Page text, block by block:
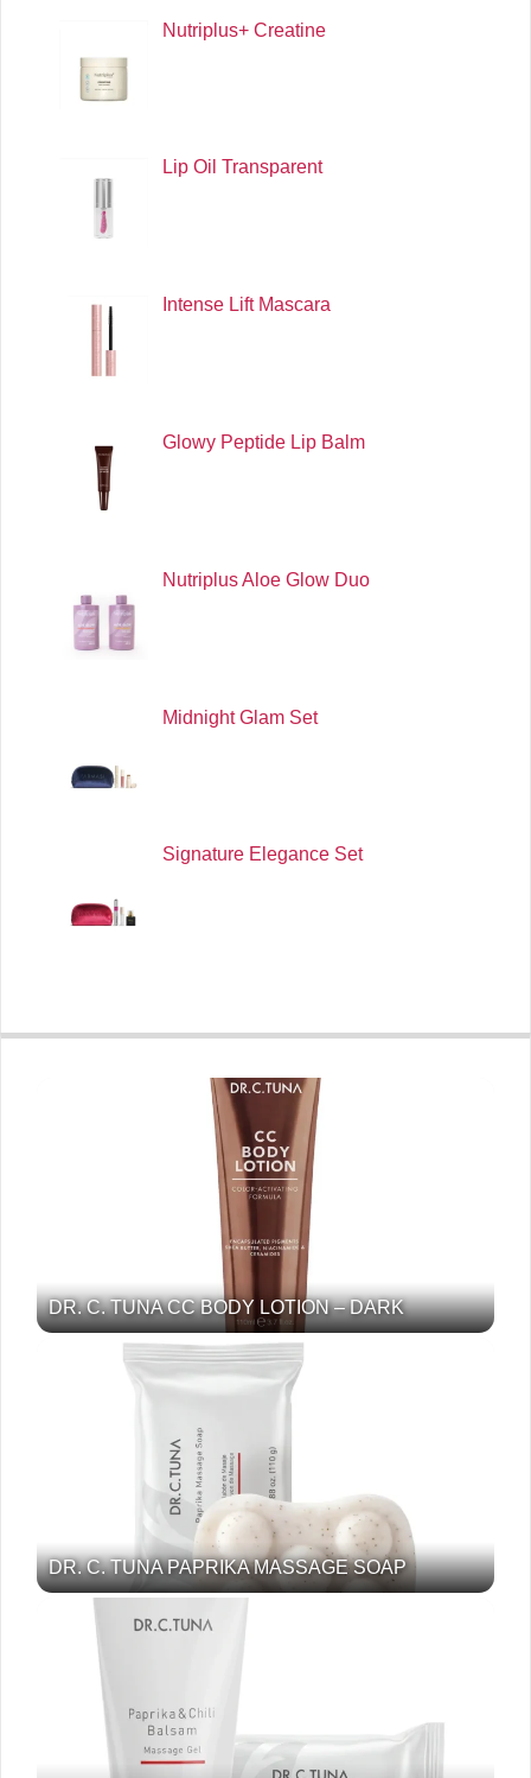
Nutriplus+ Creatine
Lip Oil Transparent
Intense Lift Mascara
Glowy Peptide Lip Balm
Nutriplus Aloe Glow Duo
Midnight Glam Set
Signature Elegance Set
DR. C. TUNA CC BODY LOTION – DARK
DR. C. TUNA PAPRIKA MASSAGE SOAP